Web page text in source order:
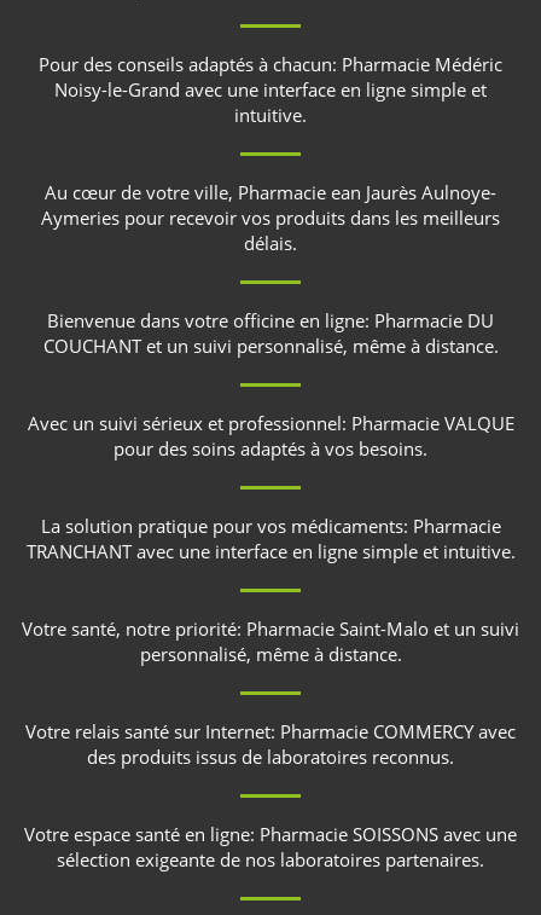
Pour des conseils adaptés à chacun: Pharmacie Médéric
Noisy-le-Grand avec une interface en ligne simple et
intuitive.
Au cœur de votre ville, Pharmacie ean Jaurès Aulnoye-
Aymeries pour recevoir vos produits dans les meilleurs
délais.
Bienvenue dans votre officine en ligne: Pharmacie DU
COUCHANTet un suivi personnalisé, même à distance.
Avec un suivi sérieux et professionnel: Pharmacie VALQUE
pour des soins adaptés à vos besoins.
La solution pratique pour vos médicaments: Pharmacie
TRANCHANTavec une interface en ligne simple et intuitive.
Votre santé, notre priorité: Pharmacie Saint-Malo et un suivi
personnalisé, même à distance.
Votre relais santé sur Internet: Pharmacie COMMERCYavec
des produits issus de laboratoires reconnus.
Votre espace santé en ligne: Pharmacie SOISSONS avec une
sélection exigeante de nos laboratoires partenaires.